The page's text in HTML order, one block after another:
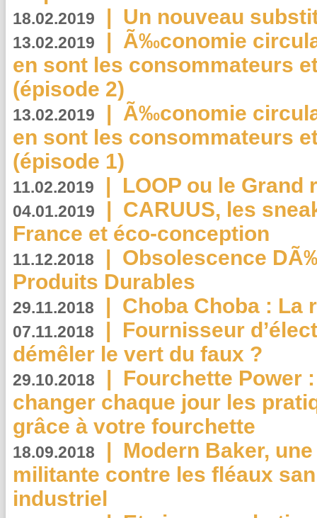
18.02.2019 | Un nouveau
13.02.2019 | Ã‰conomie
en sont les consommateurs
(épisode 2)
13.02.2019 | Ã‰conomie
en sont les consommateurs
(épisode 1)
11.02.2019 | LOOP ou le Grand
04.01.2019 | CARUUS, les
France et éco-conception
11.12.2018 | Obsolescence
Produits Durables
29.11.2018 | Choba Choba : La
07.11.2018 | Fournisseur
démêler le vert du faux ?
29.10.2018 | Fourchette Power
changer chaque jour les
grâce à votre fourchette
18.09.2018 | Modern Baker,
militante contre les fléaux
industriel